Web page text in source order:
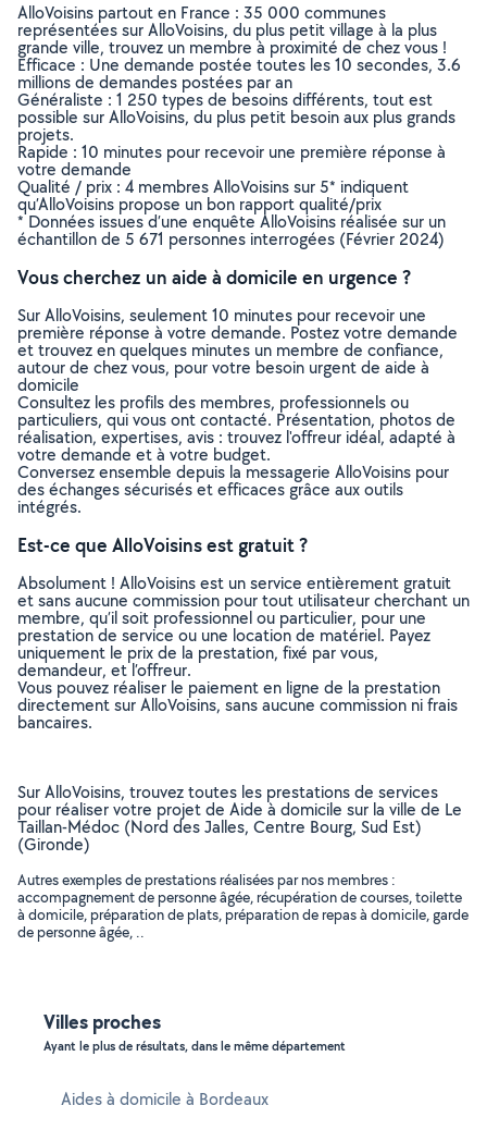
AlloVoisins partout en France : 35 000 communes
représentées sur AlloVoisins, du plus petit village à la plus
grande ville, trouvez un membre à proximité de chez vous !
Efficace : Une demande postée toutes les 10 secondes, 3.6
millions de demandes postées par an
Généraliste : 1 250 types de besoins différents, tout est
possible sur AlloVoisins, du plus petit besoin aux plus grands
projets.
Rapide : 10 minutes pour recevoir une première réponse à
votre demande
Qualité / prix : 4 membres AlloVoisins sur 5* indiquent
qu’AlloVoisins propose un bon rapport qualité/prix
* Données issues d’une enquête AlloVoisins réalisée sur un
échantillon de 5 671 personnes interrogées (Février 2024)
Vous cherchez un aide à domicile en urgence ?
Sur AlloVoisins, seulement 10 minutes pour recevoir une
première réponse à votre demande. Postez votre demande
et trouvez en quelques minutes un membre de confiance,
autour de chez vous, pour votre besoin urgent de aide à
domicile
Consultez les profils des membres, professionnels ou
particuliers, qui vous ont contacté. Présentation, photos de
réalisation, expertises, avis : trouvez l'offreur idéal, adapté à
votre demande et à votre budget.
Conversez ensemble depuis la messagerie AlloVoisins pour
des échanges sécurisés et efficaces grâce aux outils
intégrés.
Est-ce que AlloVoisins est gratuit ?
Absolument ! AlloVoisins est un service entièrement gratuit
et sans aucune commission pour tout utilisateur cherchant un
membre, qu’il soit professionnel ou particulier, pour une
prestation de service ou une location de matériel. Payez
uniquement le prix de la prestation, fixé par vous,
demandeur, et l’offreur.
Vous pouvez réaliser le paiement en ligne de la prestation
directement sur AlloVoisins, sans aucune commission ni frais
bancaires.
Sur AlloVoisins, trouvez toutes les prestations de services
pour réaliser votre projet de Aide à domicile sur la ville de Le
Taillan-Médoc (Nord des Jalles, Centre Bourg, Sud Est)
(Gironde)
Autres exemples de prestations réalisées par nos membres :
accompagnement de personne âgée, récupération de courses, toilette
à domicile, préparation de plats, préparation de repas à domicile, garde
de personne âgée, ..
Villes proches
Ayant le plus de résultats, dans le même département
Aides à domicile à Bordeaux